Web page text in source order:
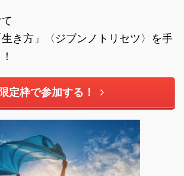
き方」〈ジブンノトリセツ〉を手
限定枠で参加する！